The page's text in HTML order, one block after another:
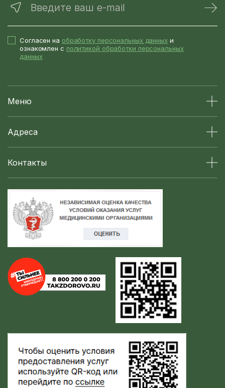
Введите ваш e-mail
Согласен на обработку персональных данных и
ознакомлен с политикой обработки персональных
данных
Меню
Адреса
Контакты